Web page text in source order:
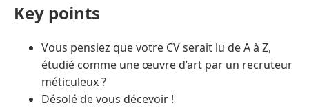
Key points
Vous pensiez que votre CV serait lu de A à Z,
étudié comme une œuvre d’art par un recruteur
méticuleux ?
Désolé de vous décevoir !